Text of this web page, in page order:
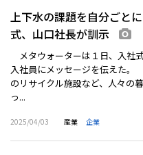
上下水の課題を自分ごと
式、山口社長が訓示
メタウォーターは１日、入社
入社員にメッセージを伝えた
のリサイクル施設など、人々の
っ...
2025/04/03 産業 企業